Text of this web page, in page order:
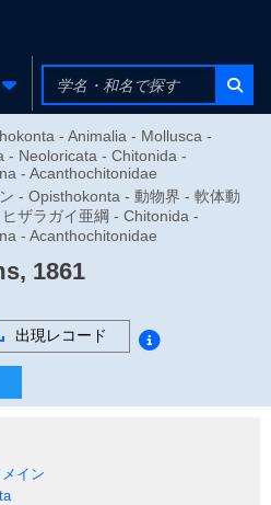
- Animalia - Mollusca -
- Neoloricata - Chitonida -
- Acanthochitonidae
- Opisthokonta - 動物界 - 軟体動
ザラガイ亜綱 - Chitonida -
- Acanthochitonidae
1861
出現レコード
イン